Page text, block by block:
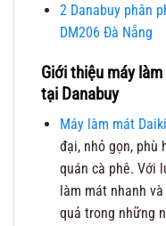
2Danabuy phân
DM206 Đà Nẵng
Giới thiệu máy
tại Danabuy
Máy làm mát
đại, nhỏ gọn, phù
quán cà phê. Với
làm mát nhanh
quả trong những